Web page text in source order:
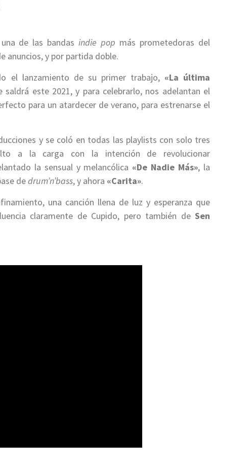
de las bandasindie pop más prometedoras del
anuncios, y por partida doble.
el lanzamiento de su primer trabajo, «La última
saldrá este 2021, y para celebrarlo, nos adelantan el
para un atardecer de verano, para estrenarse el
y se coló en todas las playlists con solo tres
a la carga con la intención de revolucionar
la sensual y melancólica «De Nadie Más», la
dedrum’n’bass, y ahora «Carita».
una canción llena de luz y esperanza que
claramente de Cupido, pero también de Sen